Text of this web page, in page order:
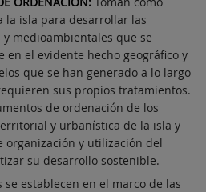
la isla para desarrollar las
medioambientales que se
en el evidente hecho geográfico y
que se han generado a lo largo
sus propios tratamientos.
de ordenación de los
y urbanística de la isla y
organización y utilización del
su desarrollo sostenible.
se establecen en el marco de las